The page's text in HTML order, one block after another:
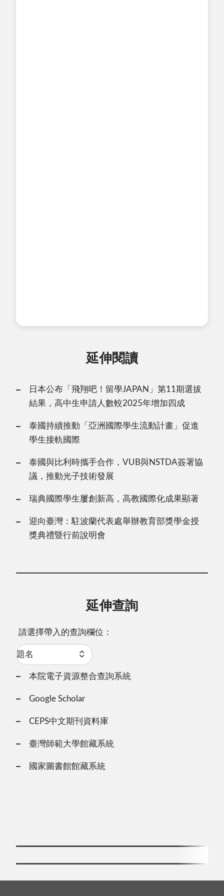
延伸閱讀
日本公布「飛翔吧！留學JAPAN」第11期選拔
結果，高中生申請人數較2025年增加四成
泰國持續推動「亞洲國際學生流動計畫」促進
學生接軌國際
泰國與比利時攜手合作，VUB與NSTDA簽署協
議，推動光子技術發展
瑞典國際學生屢創新高，高教國際化成果顯著
迎向臺灣：駐波蘭代表處舉辦教育部獎學金授
獎典禮暨行前說明會
延伸查詢
請選擇帶入的查詢欄位：
本院電子資源整合查詢系統
Google Scholar
CEPS中文期刊資料庫
臺灣師範大學館藏系統
國家圖書館館藏系統